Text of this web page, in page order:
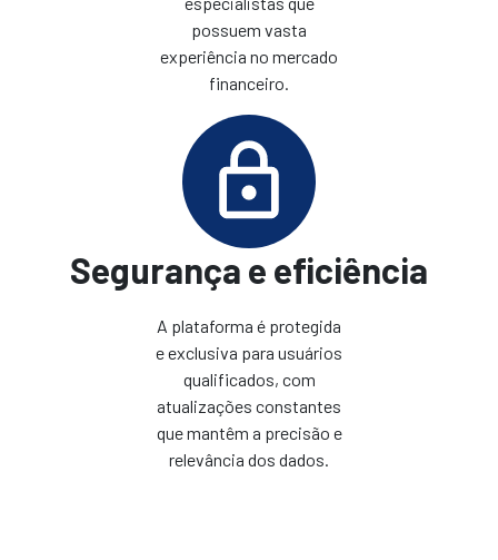
possuem vasta
experiência no mercado
financeiro.
Segurança e eficiência
A plataforma é protegida
e exclusiva para usuários
qualificados, com
atualizações constantes
que mantêm a precisão e
relevância dos dados.